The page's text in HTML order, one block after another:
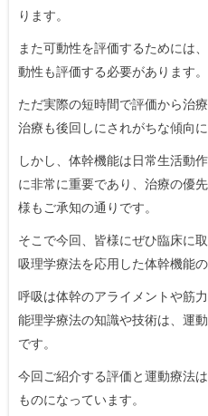
ります。
また可動性を評価するためには
動性も評価する必要があります。
ただ実際の短時間で評価から治
治療も後回しにされがちな傾向に
しかし、体幹機能は日常生活動
に非常に重要であり、治療の優
様もご承知の通りです。
そこで今回、皆様にぜひ臨床に
吸理学療法を応用した体幹機能
呼吸は体幹のアライメントや筋
能理学療法の知識や技術は、運
です。
今回ご紹介する評価と運動療法
ものになっています。